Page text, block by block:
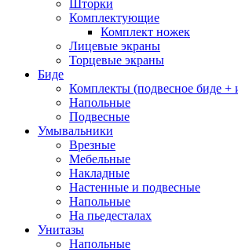
Шторки
Комплектующие
Комплект ножек
Лицевые экраны
Торцевые экраны
Биде
Комплекты (подвесное биде +
Напольные
Подвесные
Умывальники
Врезные
Мебельные
Накладные
Настенные и подвесные
Напольные
На пьедесталах
Унитазы
Напольные